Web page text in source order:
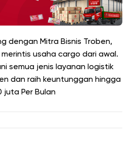
dengan Mitra Bisnis Troben,
usaha cargo dari awal.
semua jenis layanan logistik
dan raih keuntunggan hingga
jutaPer Bulan